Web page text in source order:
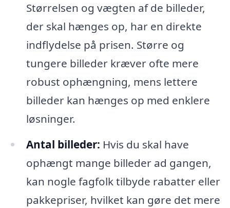
Størrelsen og vægten af de billeder,
der skal hænges op, har en direkte
indflydelse på prisen. Større og
tungere billeder kræver ofte mere
robust ophængning, mens lettere
billeder kan hænges op med enklere
løsninger.
Antal billeder: Hvis du skal have
ophængt mange billeder ad gangen,
kan nogle fagfolk tilbyde rabatter eller
pakkepriser, hvilket kan gøre det mere